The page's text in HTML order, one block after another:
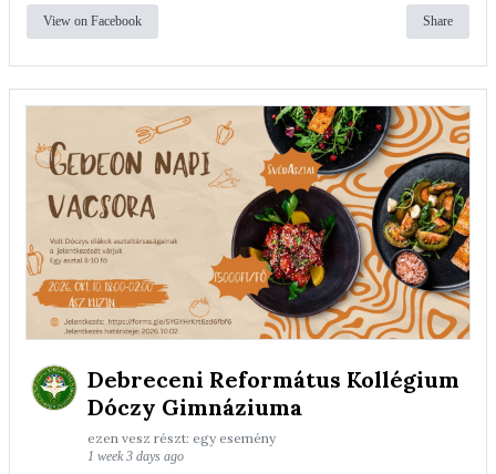
View on Facebook Share
Debreceni Református Kollégium
Dóczy Gimnáziuma
ezen vesz részt: egy esemény
1 week 3 days ago